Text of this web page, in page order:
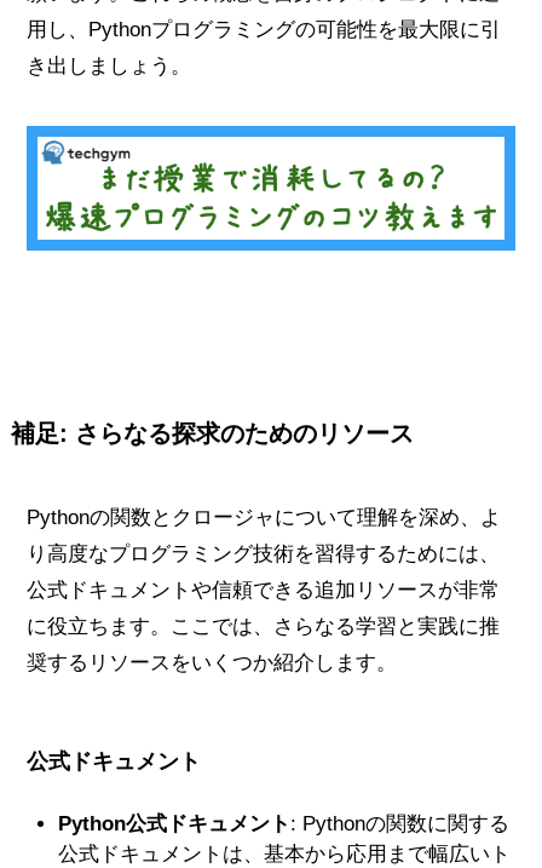
用し、Pythonプログラミングの可能性を最大限に引
き出しましょう。
補足: さらなる探求のためのリソース
Pythonの関数とクロージャについて理解を深め、よ
り高度なプログラミング技術を習得するためには、
公式ドキュメントや信頼できる追加リソースが非常
に役立ちます。ここでは、さらなる学習と実践に推
奨するリソースをいくつか紹介します。
公式ドキュメント
Python公式ドキュメント : Pythonの関数に関する
公式ドキュメントは、基本から応用まで幅広いト